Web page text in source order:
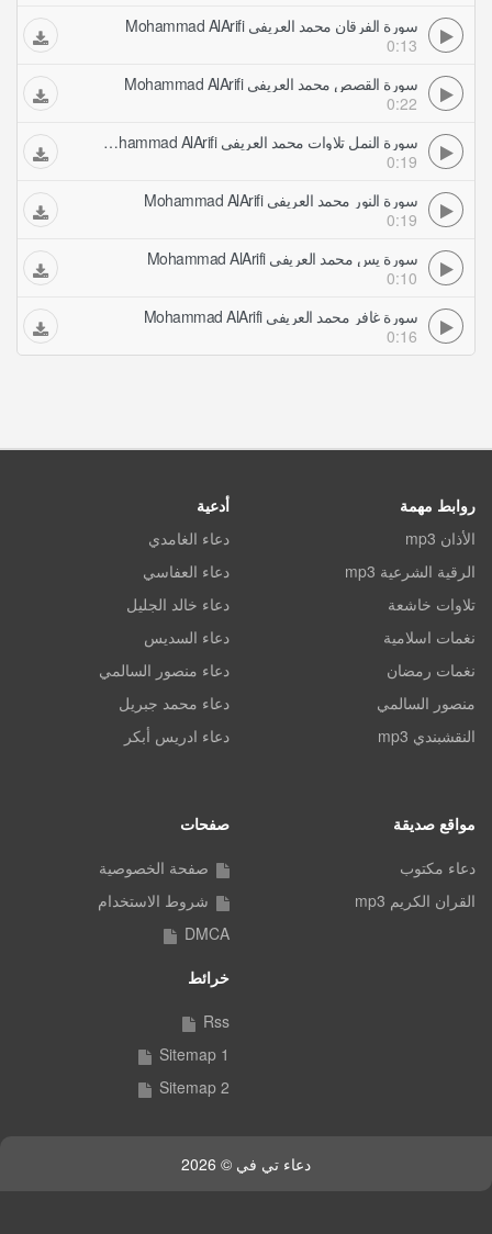
سورة الفرقان محمد العريفي Mohammad AlArifi
0:13
سورة القصص محمد العريفي Mohammad AlArifi
0:22
سورة النمل تلاوات محمد العريفي Mohammad AlArifi
0:19
سورة النور محمد العريفي Mohammad AlArifi
0:19
سورة يس محمد العريفي Mohammad AlArifi
0:10
سورة غافر محمد العريفي Mohammad AlArifi
0:16
روابط مهمة
الأذان mp3
الرقية الشرعية mp3
تلاوات خاشعة
نغمات اسلامية
نغمات رمضان
منصور السالمي
النقشبندي mp3
أدعية
دعاء الغامدي
دعاء العفاسي
دعاء خالد الجليل
دعاء السديس
دعاء منصور السالمي
دعاء محمد جبريل
دعاء ادريس أبكر
مواقع صديقة
دعاء مكتوب
القران الكريم mp3
صفحات
صفحة الخصوصية
شروط الاستخدام
DMCA
خرائط
Rss
Sitemap 1
Sitemap 2
دعاء تي في © 2026